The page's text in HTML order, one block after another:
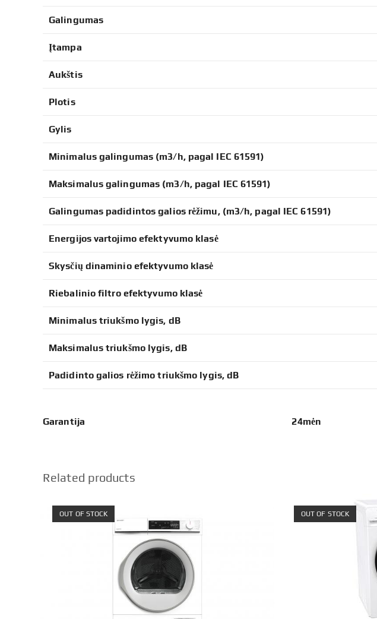
Galingumas
Įtampa
Aukštis
Plotis
Gylis
Minimalus galingumas (m3/h, pagal IEC 61591)
Maksimalus galingumas (m3/h, pagal IEC 61591)
Galingumas padidintos galios rėžimu, (m3/h, pagal IEC 61591)
Energijos vartojimo efektyvumo klasė
Skysčių dinaminio efektyvumo klasė
Riebalinio filtro efektyvumo klasė
Minimalus triukšmo lygis, dB
Maksimalus triukšmo lygis, dB
Padidinto galios rėžimo triukšmo lygis, dB
Garantija 24mėn
Related products
OUT OF STOCK OUT OF STOCK